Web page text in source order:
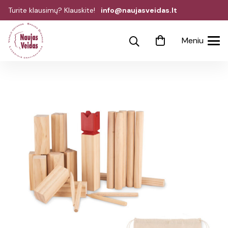
Turite klausimų? Klauskite! info@naujasveidas.lt
Meniu